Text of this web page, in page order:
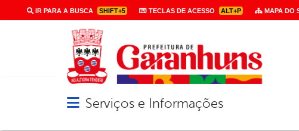
IR PARA A BUSCA SHIFT+5 TECLAS DE ACESSO ALT+P MAPA DO
Abrir menu principal de navegação
Serviços e Informações